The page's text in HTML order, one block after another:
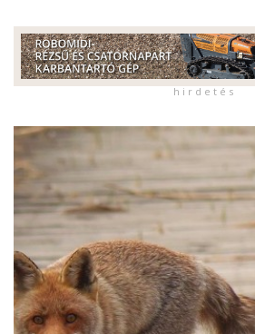
h i r d e t é s